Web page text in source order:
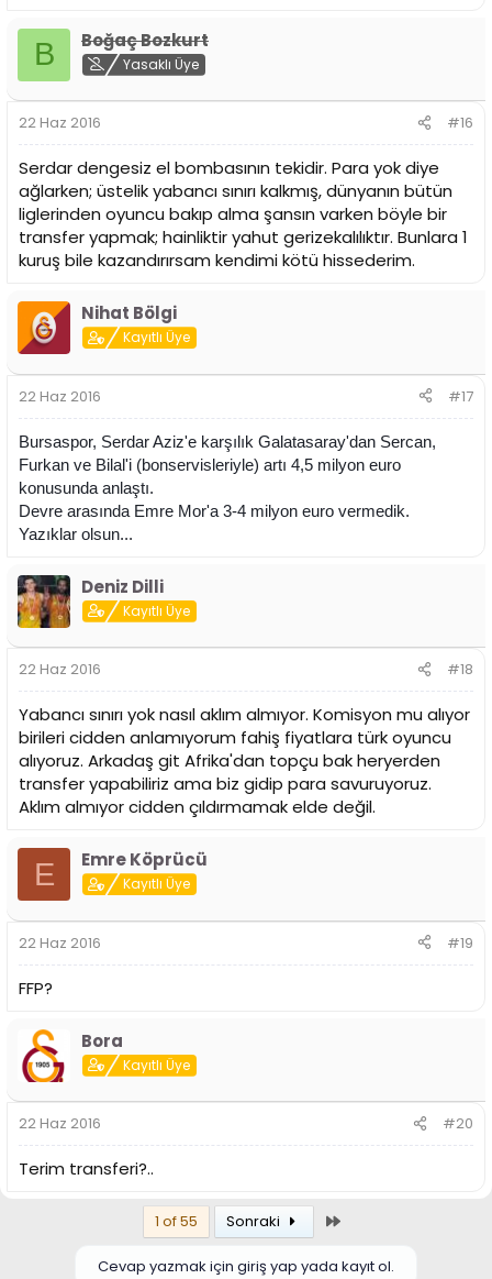
B Boğaç Bozkurt
Yasaklı Üye
22 Haz 2016 #16
Serdar dengesiz el bombasının tekidir. Para yok diye
ağlarken; üstelik yabancı sınırı kalkmış, dünyanın bütün
liglerinden oyuncu bakıp alma şansın varken böyle bir
transfer yapmak; hainliktir yahut gerizekalılıktır. Bunlara 1
kuruş bile kazandırırsam kendimi kötü hissederim.
Nihat Bölgi
Kayıtlı Üye
22 Haz 2016 #17
Bursaspor, Serdar Aziz'e karşılık Galatasaray'dan Sercan,
Furkan ve Bilal'i (bonservisleriyle) artı 4,5 milyon euro
konusunda anlaştı.
Devre arasında Emre Mor'a 3-4 milyon euro vermedik.
Yazıklar olsun...
Deniz Dilli
Kayıtlı Üye
22 Haz 2016 #18
Yabancı sınırı yok nasıl aklım almıyor. Komisyon mu alıyor
birileri cidden anlamıyorum fahiş fiyatlara türk oyuncu
alıyoruz. Arkadaş git Afrika'dan topçu bak heryerden
transfer yapabiliriz ama biz gidip para savuruyoruz.
Aklım almıyor cidden çıldırmamak elde değil.
E Emre Köprücü
Kayıtlı Üye
22 Haz 2016 #19
FFP?
Bora
Kayıtlı Üye
22 Haz 2016 #20
Terim transferi?..
1 of 55 Sonraki
Cevap yazmak için giriş yap yada kayıt ol.